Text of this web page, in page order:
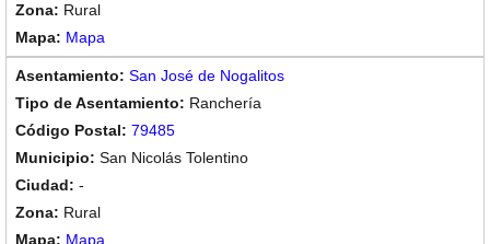
Rural
Mapa
San José de Nogalitos
Ranchería
79485
San Nicolás Tolentino
-
Rural
Mapa